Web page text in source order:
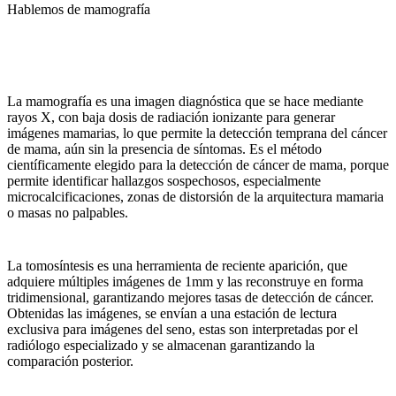
Hablemos de mamografía
La mamografía es una imagen diagnóstica que se hace mediante
rayos X, con baja dosis de radiación ionizante para generar
imágenes mamarias, lo que permite la detección temprana del cáncer
de mama, aún sin la presencia de síntomas. Es el método
científicamente elegido para la detección de cáncer de mama, porque
permite identificar hallazgos sospechosos, especialmente
microcalcificaciones, zonas de distorsión de la arquitectura mamaria
o masas no palpables.
La tomosíntesis es una herramienta de reciente aparición, que
adquiere múltiples imágenes de 1mm y las reconstruye en forma
tridimensional, garantizando mejores tasas de detección de cáncer.
Obtenidas las imágenes, se envían a una estación de lectura
exclusiva para imágenes del seno, estas son interpretadas por el
radiólogo especializado y se almacenan garantizando la
comparación posterior.